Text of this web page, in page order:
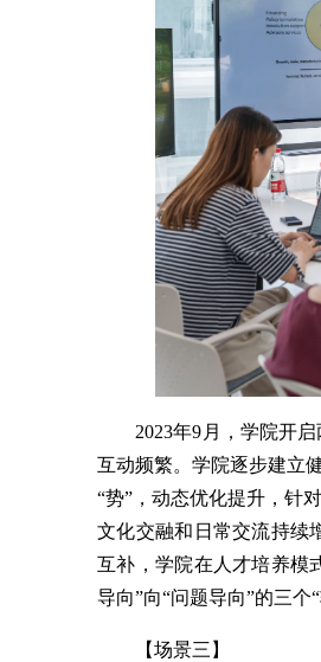
2023年9月，学院开
互动频繁。学院逐步建立
“势”，动态优化提升，针
文化交融和日常交流持续
互补，学院在人才培养模
导向”向“问题导向”的三个“
【场景三】